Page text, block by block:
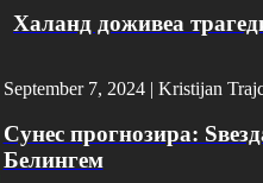
Халанд доживеа
September 7, 2024 | Kristijan
Сунес прогнозира:
Белингем